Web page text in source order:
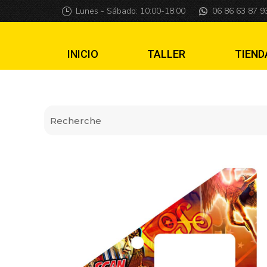
Insider pro Led
Lunes - Sábado: 10:00-18:00 06 86 63 87
INICIO TALLER